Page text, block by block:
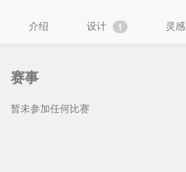
介绍 设计 1 灵感
赛事
暂未参加任何比赛